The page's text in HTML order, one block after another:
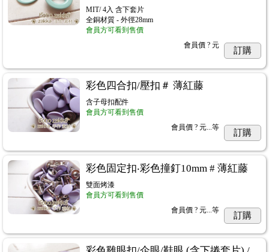
MIT/ 4入 含下套片
全銅材質 - 外徑28mm
會員方可看到售價
會員價 ? 元
訂購
彩色四合扣/壓扣＃ 薄紅藤
含子母扣配件
會員方可看到售價
會員價 ? 元...等
訂購
彩色固定扣‧彩色撞釘10mm # 薄紅藤
雙面烤漆
會員方可看到售價
會員價 ? 元...等
訂購